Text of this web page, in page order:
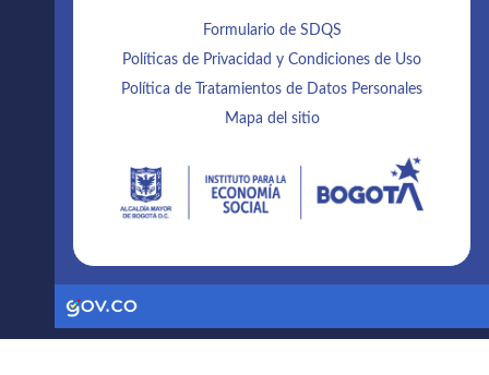
Formulario de SDQS
Políticas de Privacidad y Condiciones de Uso
Política de Tratamientos de Datos Personales
Mapa del sitio